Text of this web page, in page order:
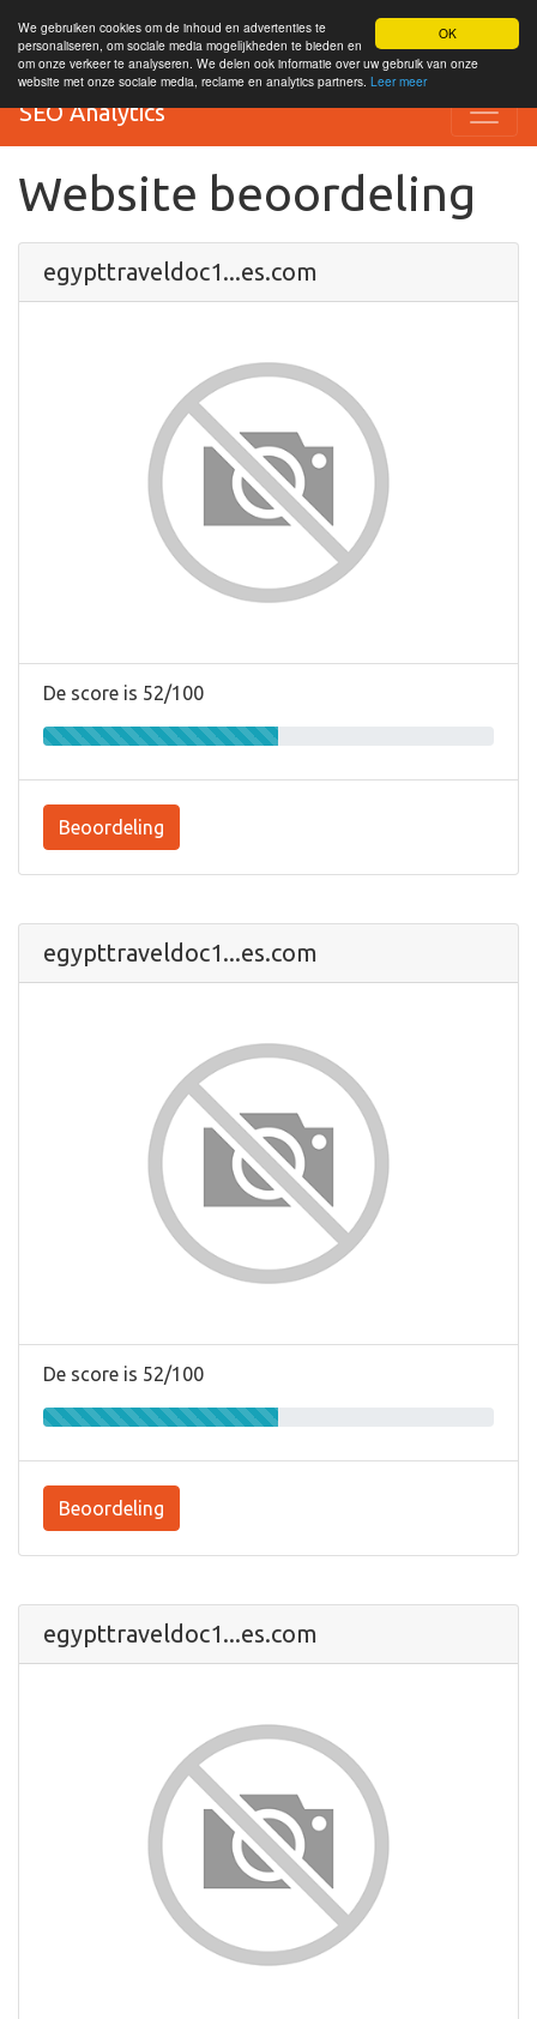
OK
We gebruiken cookies om de inhoud en advertenties te
personaliseren, om sociale media mogelijkheden te bieden en
om onze verkeer te analyseren. We delen ook informatie over uw gebruik van onze
website met onze sociale media, reclame en analytics partners. Leer meer
SEO Analytics
Website beoordeling
egypttraveldoc1...es.com
De score is 52/100
Beoordeling
egypttraveldoc1...es.com
De score is 52/100
Beoordeling
egypttraveldoc1...es.com